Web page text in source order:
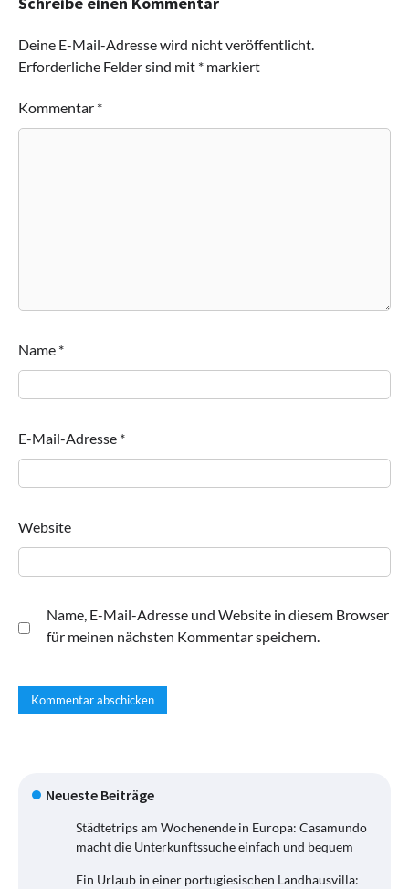
Deine E-Mail-Adresse wird nicht veröffentlicht.
Erforderliche Felder sind mit * markiert
Kommentar *
Name *
E-Mail-Adresse *
Website
Name, E-Mail-Adresse und Website in diesem Browser
für meinen nächsten Kommentar speichern.
Neueste Beiträge
Städtetrips am Wochenende in Europa: Casamundo
macht die Unterkunftssuche einfach und bequem
Ein Urlaub in einer portugiesischen Landhausvilla: